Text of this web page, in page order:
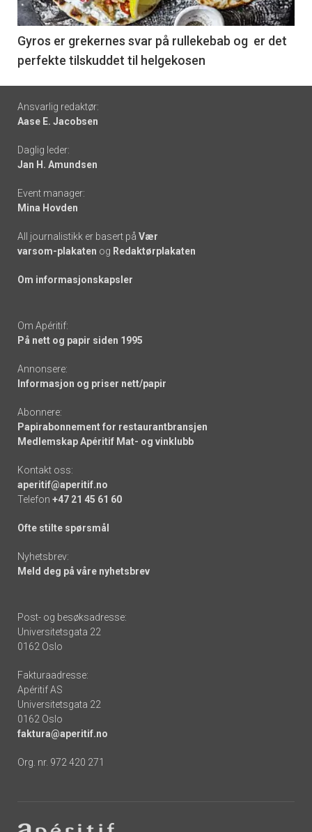
-
6
Gyros er grekernes svar på rullekebab og er det
perfekte tilskuddet til helgekosen
Footer
-
links
Ansvarlig redaktør:
Aase E. Jacobsen
Daglig leder:
Jan H. Amundsen
Event manager:
Mina Hovden
All journalistikk er basert på Vær
varsom-plakaten og Redaktørplakaten
Om informasjonskapsler
Om Apéritif:
På nett og papir siden 1995
Annonsere:
Informasjon og priser nett/papir
Abonnere:
Papirabonnement for restaurantbransjen
Medlemskap Apéritif Mat- og vinklubb
Kontakt oss:
aperitif@aperitif.no
Telefon +47 21 45 61 60
Ofte stilte spørsmål
Nyhetsbrev:
Meld deg på våre nyhetsbrev
Post- og besøksadresse:
Universitetsgata 22
0162 Oslo
Fakturaadresse:
Apéritif AS
Universitetsgata 22
0162 Oslo
faktura@aperitif.no
Org. nr. 972 420 271